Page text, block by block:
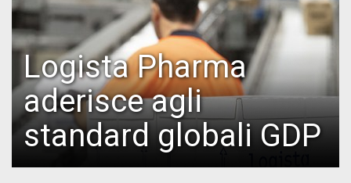
Logista Pharma
aderisce agli
standard globali GDP